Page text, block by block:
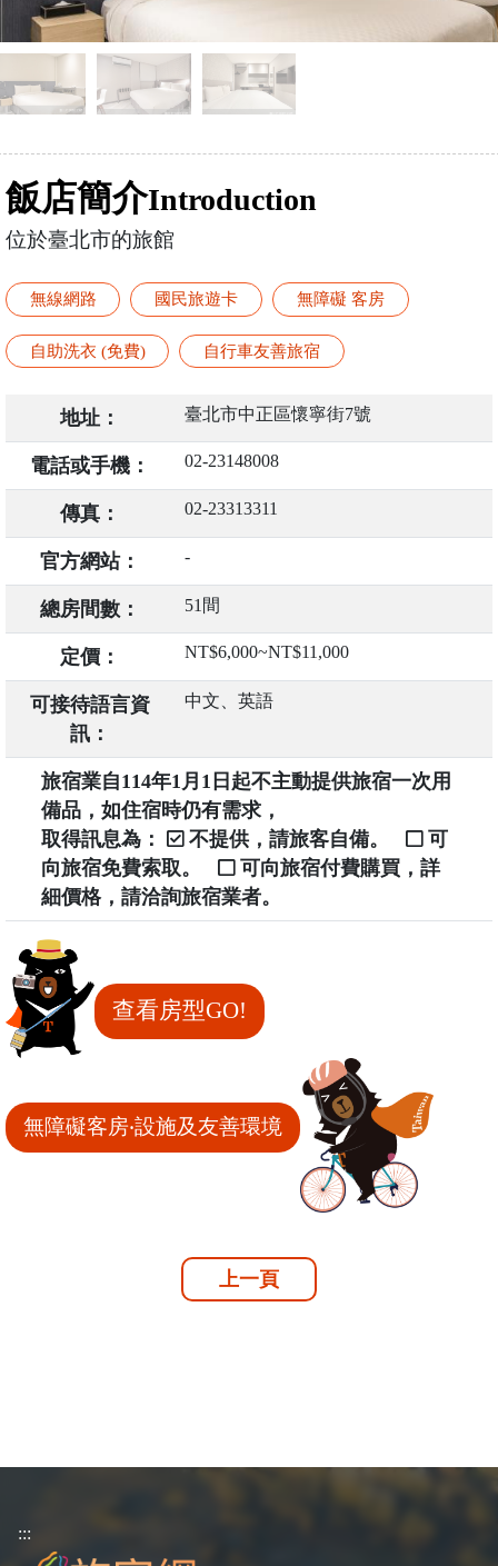
飯店簡介Introduction
位於臺北市的旅館
無線網路 國民旅遊卡 無障礙 客房
自助洗衣 (免費) 自行車友善旅宿
地址： 臺北市中正區懷寧街7號
電話或手機： 02-23148008
傳真： 02-23313311
官方網站： -
總房間數： 51間
定價： NT$6,000~NT$11,000
可接待語言資
訊：
中文、英語
旅宿業自114年1月1日起不主動提供旅宿一次用
備品，如住宿時仍有需求，
取得訊息為：
不提供，請旅客自備。
可
向旅宿免費索取。
可向旅宿付費購買，詳
細價格，請洽詢旅宿業者。
查看房型GO!
無障礙客房‧設施及友善環境
上一頁
:::